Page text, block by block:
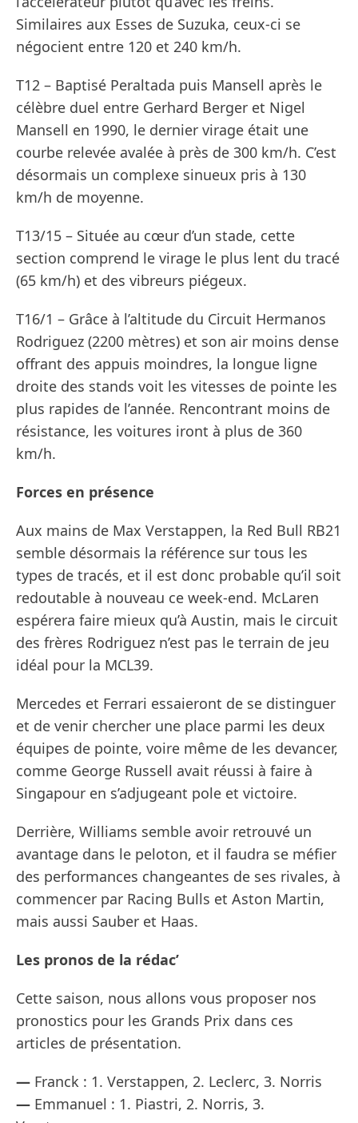
Similaires aux Esses de Suzuka, ceux-ci se
négocient entre 120 et 240 km/h.
T12 – Baptisé Peraltada puis Mansell après le
célèbre duel entre Gerhard Berger et Nigel
Mansell en 1990, le dernier virage était une
courbe relevée avalée à près de 300 km/h. C’est
désormais un complexe sinueux pris à 130
km/h de moyenne.
T13/15 – Située au cœur d’un stade, cette
section comprend le virage le plus lent du tracé
(65 km/h) et des vibreurs piégeux.
T16/1 – Grâce à l’altitude du Circuit Hermanos
Rodriguez (2200 mètres) et son air moins dense
offrant des appuis moindres, la longue ligne
droite des stands voit les vitesses de pointe les
plus rapides de l’année. Rencontrant moins de
résistance, les voitures iront à plus de 360
km/h.
Forces en présence
Aux mains de Max Verstappen, la Red Bull RB21
semble désormais la référence sur tous les
types de tracés, et il est donc probable qu’il soit
redoutable à nouveau ce week-end. McLaren
espérera faire mieux qu’à Austin, mais le circuit
des frères Rodriguez n’est pas le terrain de jeu
idéal pour la MCL39.
Mercedes et Ferrari essaieront de se distinguer
et de venir chercher une place parmi les deux
équipes de pointe, voire même de les devancer,
comme George Russell avait réussi à faire à
Singapour en s’adjugeant pole et victoire.
Derrière, Williams semble avoir retrouvé un
avantage dans le peloton, et il faudra se méfier
des performances changeantes de ses rivales, à
commencer par Racing Bulls et Aston Martin,
mais aussi Sauber et Haas.
Les pronos de la rédac’
Cette saison, nous allons vous proposer nos
pronostics pour les Grands Prix dans ces
articles de présentation.
— Franck : 1. Verstappen, 2. Leclerc, 3. Norris
— Emmanuel : 1. Piastri, 2. Norris, 3.